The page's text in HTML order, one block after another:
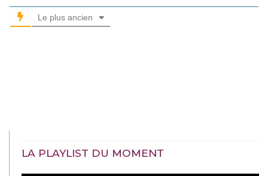
Le plus ancien
LA PLAYLIST DU MOMENT